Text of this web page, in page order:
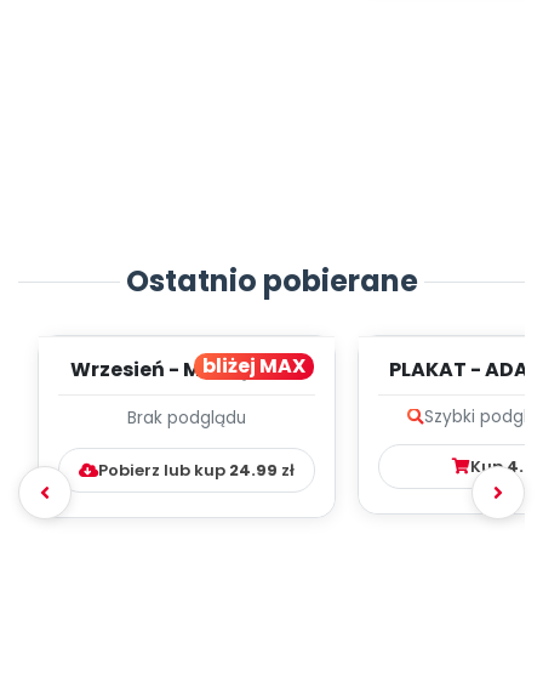
Ostatnio pobierane
bliżej MAX
Wrzesień - MIESIĘCZNY
WYCHOWAWCZO –
DYDAKTYC...
Brak podglądu
Pobierz lub kup 24.99 zł
PLAKAT -
Szybki
Kup